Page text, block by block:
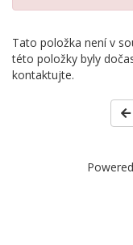
Tato položka není v
této položky byly
kontaktujte.